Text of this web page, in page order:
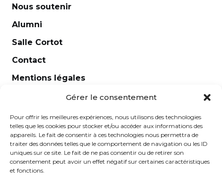
Gérer le consentement
Pour offrir les meilleures expériences, nous utilisons des technologies
telles que les cookies pour stocker et/ou accéder aux informations des
appareils. Le fait de consentir à ces technologies nous permettra de
traiter des données telles que le comportement de navigation ou les ID
uniques sur ce site. Le fait de ne pas consentir ou de retirer son
consentement peut avoir un effet négatif sur certaines caractéristiques
et fonctions.
Nous soutenir
Alumni
Salle Cortot
Contact
Mentions légales